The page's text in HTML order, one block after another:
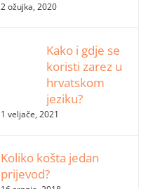
2 ožujka, 2020
Kako i gdje se
koristi zarez u
hrvatskom
jeziku?
1 veljače, 2021
Koliko košta jedan
prijevod?